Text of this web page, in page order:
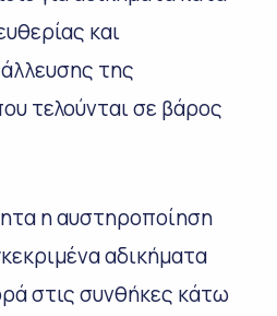
και
της
τελούνται σε βάρος
η αυστηροποίηση
αδικήματα
στις συνθήκες κάτω